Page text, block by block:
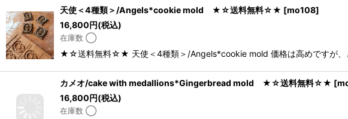
天使＜4種類＞/Angels*cookie mold ★☆送料無料☆★ [mo108]
16,800円(税込)
在庫数 ◯
★☆送料無料☆★ 天使＜4種類＞/Angels*cookie mold 価格は高めですが、
カメオ/cake with medallions*Gingerbread mold ★☆送料無料☆★ [
16,800円(税込)
在庫数 ◯